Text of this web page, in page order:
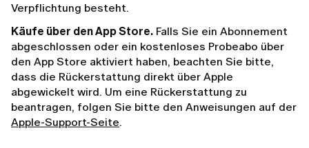
Verpflichtung besteht.
Käufe über den App Store. Falls Sie ein Abonnement
abgeschlossen oder ein kostenloses Probeabo über
den App Store aktiviert haben, beachten Sie bitte,
dass die Rückerstattung direkt über Apple
abgewickelt wird. Um eine Rückerstattung zu
beantragen, folgen Sie bitte den Anweisungen auf der
Apple-Support-Seite.